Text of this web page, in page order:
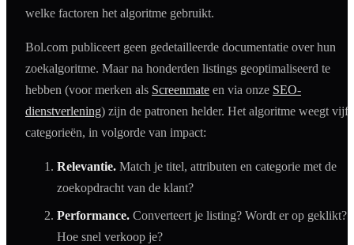
welke factoren het algoritme gebruikt.
Bol.com publiceert geen gedetailleerde documentatie over hun
zoekalgoritme. Maar na honderden listings geoptimaliseerd te
hebben (voor merken als Screenmate en via onze SEO-
dienstverlening) zijn de patronen helder. Het algoritme weegt vijf
categorieën, in volgorde van impact:
Relevantie. Match je titel, attributen en categorie met de
zoekopdracht van de klant?
Performance. Converteert je listing? Wordt er op geklikt?
Hoe snel verkoop je?